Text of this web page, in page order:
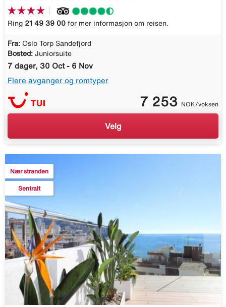
Ring 21 49 39 00 for mer informasjon om reisen.
Fra: Oslo Torp Sandefjord
Bosted: Juniorsuite
7 dager, 30 Oct - 6 Nov
Flere avganger og romtyper
7 253 NOK/voksen
Velg
Nær stranden
Sentralt